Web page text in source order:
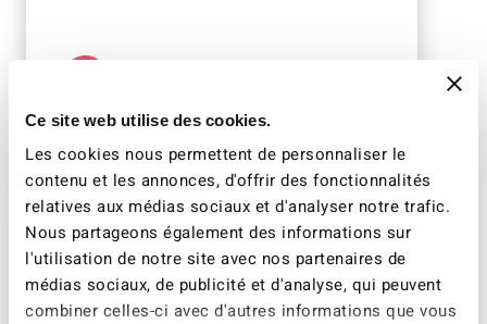
Ce site web utilise des cookies.
Les cookies nous permettent de personnaliser le
contenu et les annonces, d'offrir des fonctionnalités
relatives aux médias sociaux et d'analyser notre trafic.
Nous partageons également des informations sur
l'utilisation de notre site avec nos partenaires de
médias sociaux, de publicité et d'analyse, qui peuvent
combiner celles-ci avec d'autres informations que vous
Conseils pour les
transports publics